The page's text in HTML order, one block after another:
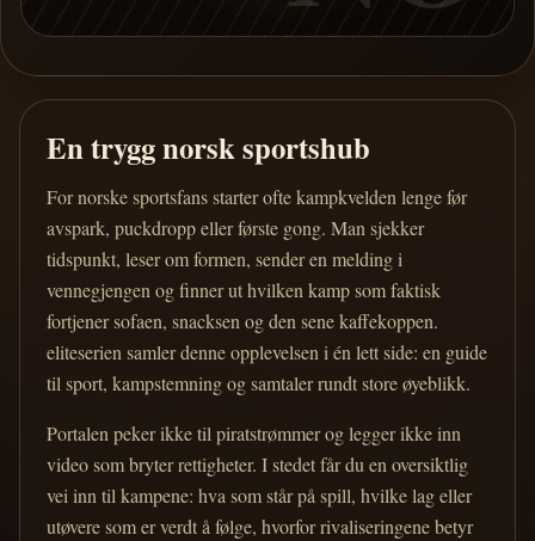
En trygg norsk sportshub
For norske sportsfans starter ofte kampkvelden lenge før
avspark, puckdropp eller første gong. Man sjekker
tidspunkt, leser om formen, sender en melding i
vennegjengen og finner ut hvilken kamp som faktisk
fortjener sofaen, snacksen og den sene kaffekoppen.
eliteserien samler denne opplevelsen i én lett side: en guide
til sport, kampstemning og samtaler rundt store øyeblikk.
Portalen peker ikke til piratstrømmer og legger ikke inn
video som bryter rettigheter. I stedet får du en oversiktlig
vei inn til kampene: hva som står på spill, hvilke lag eller
utøvere som er verdt å følge, hvorfor rivaliseringene betyr